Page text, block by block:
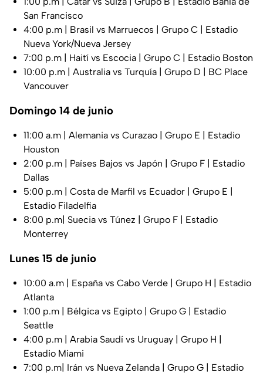
San Francisco
4:00 p.m | Brasil vs Marruecos | Grupo C | Estadio
Nueva York/Nueva Jersey
7:00 p.m | Haití vs Escocia | Grupo C | Estadio Boston
10:00 p.m | Australia vs Turquía | Grupo D | BC Place
Vancouver
Domingo 14 de junio
11:00 a.m | Alemania vs Curazao | Grupo E | Estadio
Houston
2:00 p.m | Países Bajos vs Japón | Grupo F | Estadio
Dallas
5:00 p.m | Costa de Marfil vs Ecuador | Grupo E |
Estadio Filadelfia
8:00 p.m| Suecia vs Túnez | Grupo F | Estadio
Monterrey
Lunes 15 de junio
10:00 a.m | España vs Cabo Verde | Grupo H | Estadio
Atlanta
1:00 p.m | Bélgica vs Egipto | Grupo G | Estadio
Seattle
4:00 p.m | Arabia Saudí vs Uruguay | Grupo H |
Estadio Miami
7:00 p.m| Irán vs Nueva Zelanda | Grupo G | Estadio